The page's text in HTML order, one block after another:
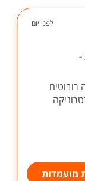
לפני יום
-
רובוטים
מועמדות